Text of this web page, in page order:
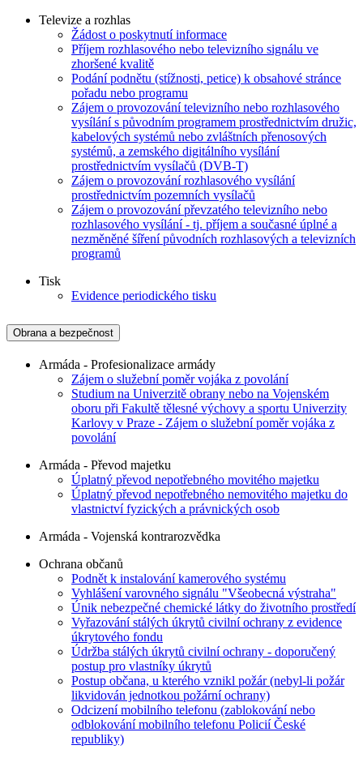
Televize a rozhlas
Žádost o poskytnutí informace
Příjem rozhlasového nebo televizního signálu ve
zhoršené kvalitě
Podání podnětu (stížnosti, petice) k obsahové stránce
pořadu nebo programu
Zájem o provozování televizního nebo rozhlasového
vysílání s původním programem prostřednictvím družic,
kabelových systémů nebo zvláštních přenosových
systémů, a zemského digitálního vysílání
prostřednictvím vysílačů (DVB-T)
Zájem o provozování rozhlasového vysílání
prostřednictvím pozemních vysílačů
Zájem o provozování převzatého televizního nebo
rozhlasového vysílání - tj. příjem a současné úplné a
nezměněné šíření původních rozhlasových a televizních
programů
Tisk
Evidence periodického tisku
Obrana a bezpečnost
Armáda - Profesionalizace armády
Zájem o služební poměr vojáka z povolání
Studium na Univerzitě obrany nebo na Vojenském
oboru při Fakultě tělesné výchovy a sportu Univerzity
Karlovy v Praze - Zájem o služební poměr vojáka z
povolání
Armáda - Převod majetku
Úplatný převod nepotřebného movitého majetku
Úplatný převod nepotřebného nemovitého majetku do
vlastnictví fyzických a právnických osob
Armáda - Vojenská kontrarozvědka
Ochrana občanů
Podnět k instalování kamerového systému
Vyhlášení varovného signálu "Všeobecná výstraha"
Únik nebezpečné chemické látky do životního prostředí
Vyřazování stálých úkrytů civilní ochrany z evidence
úkrytového fondu
Údržba stálých úkrytů civilní ochrany - doporučený
postup pro vlastníky úkrytů
Postup občana, u kterého vznikl požár (nebyl-li požár
likvidován jednotkou požární ochrany)
Odcizení mobilního telefonu (zablokování nebo
odblokování mobilního telefonu Policií České
republiky)